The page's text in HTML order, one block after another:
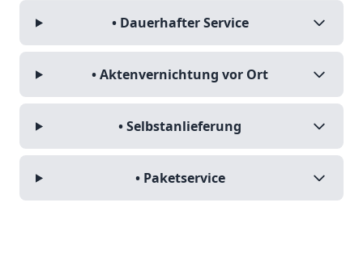
• Dauerhafter Service
• Aktenvernichtung vor Ort
• Selbstanlieferung
• Paketservice